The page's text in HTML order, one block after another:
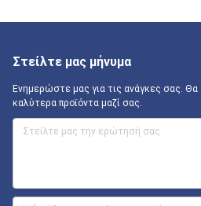
Στείλτε μας μήνυμα
Ενημερώστε μας για τις ανάγκες σας.
καλύτερα προϊόντα μαζί σας.